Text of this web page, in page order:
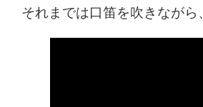
それまでは口笛を吹きながら